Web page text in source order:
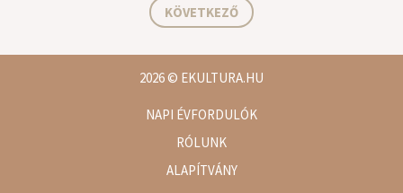
KÖVETKEZŐ
2026© EKULTURA.HU
NAPI ÉVFORDULÓK
RÓLUNK
ALAPÍTVÁNY